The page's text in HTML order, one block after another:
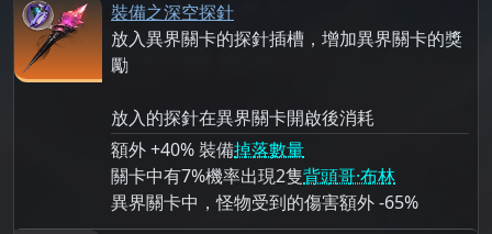
裝備之深空探針
放入異界關卡的探針插槽，增加異界關卡的獎
勵
放入的探針在異界關卡開啟後消耗
額外 +40% 裝備掉落數量
關卡中有7%機率出現2隻背頭哥·布林
異界關卡中，怪物受到的傷害額外 -65%